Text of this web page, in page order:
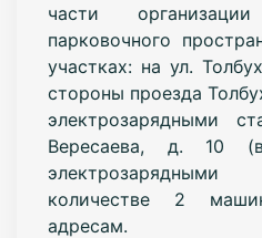
части
парковочного
участках: на ул.
стороны проезда
электрозарядными
Вересаева, д. 10
количестве 2
адресам.